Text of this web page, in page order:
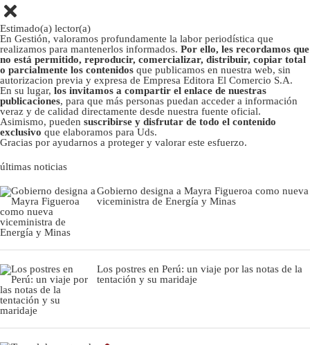
Estimado(a) lector(a)
En Gestión, valoramos profundamente la labor periodística que
realizamos para mantenerlos informados. Por ello, les recordamos que
no está permitido, reproducir, comercializar, distribuir, copiar total
o parcialmente los contenidos que publicamos en nuestra web, sin
autorizacion previa y expresa de Empresa Editora El Comercio S.A.
En su lugar, los invitamos a compartir el enlace de nuestras
publicaciones, para que más personas puedan acceder a información
veraz y de calidad directamente desde nuestra fuente oficial.
Asimismo, pueden suscribirse y disfrutar de todo el contenido
exclusivo que elaboramos para Uds.
Gracias por ayudarnos a proteger y valorar este esfuerzo.
últimas noticias
Gobierno designa a Mayra Figueroa como nueva
viceministra de Energía y Minas
Los postres en Perú: un viaje por las notas de la
tentación y su maridaje